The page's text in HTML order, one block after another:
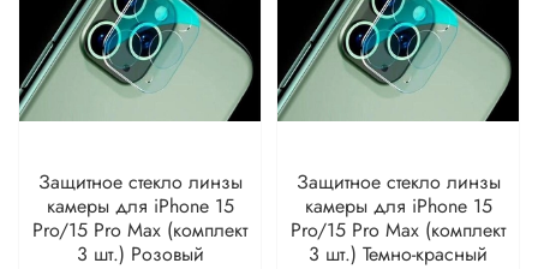
Защитное стекло линзы
камеры для iPhone 15
Pro/15 Pro Max (комплект
3 шт.) Розовый
Защитное стекло линзы
камеры для iPhone 15
Pro/15 Pro Max (комплект
3 шт.) Темно-красный